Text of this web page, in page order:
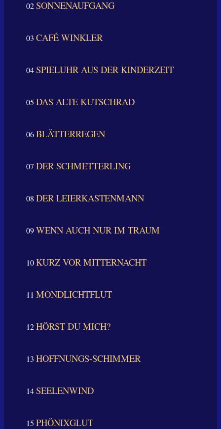
02SONNENAUFGANG
03 CAFÉ WINKLER
04SPIELUHR AUS DER KINDERZEIT
05 DAS ALTE KUTSCHRAD
06BLÄTTERREGEN
07 DER SCHMETTERLING
08 DER LEIERKASTENMANN
09WENN AUCH NUR IM TRAUM
10KURZ VOR MITTERNACHT
11 MONDLICHTFLUT
12HÖRST DU MICH?
13 HOFFNUNGS-SCHIMMER
14SEELENWIND
15 PHÖNIXGLUT